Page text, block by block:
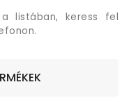
listában, keress fel